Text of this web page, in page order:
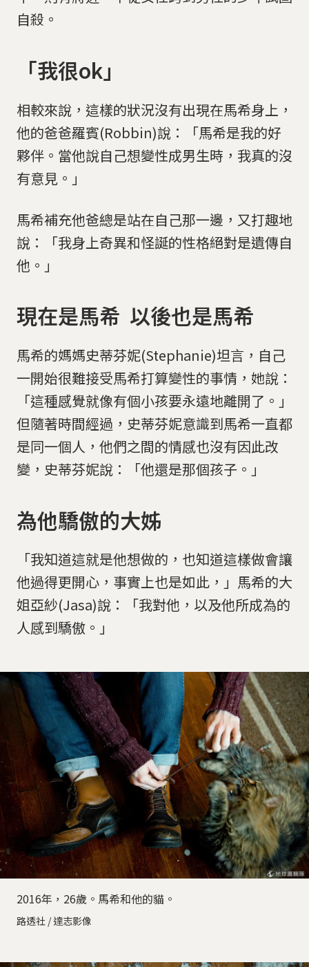
自殺。
「我很ok」
相較來說，這樣的狀況沒有出現在馬希身上，
他的爸爸羅賓(Robbin)說：「馬希是我的好
夥伴。當他說自己想變性成男生時，我真的沒
有意見。」
馬希補充他爸總是站在自己那一邊，又打趣地
說：「我身上奇異和怪誕的性格絕對是遺傳自
他。」
現在是馬希 以後也是馬希
馬希的媽媽史蒂芬妮(Stephanie)坦言，自己
一開始很難接受馬希打算變性的事情，她說：
「這種感覺就像有個小孩要永遠地離開了。」
但隨著時間經過，史蒂芬妮意識到馬希一直都
是同一個人，他們之間的情感也沒有因此改
變，史蒂芬妮說：「他還是那個孩子。」
為他驕傲的大姊
「我知道這就是他想做的，也知道這樣做會讓
他過得更開心，事實上也是如此，」馬希的大
姐亞紗(Jasa)說：「我對他，以及他所成為的
人感到驕傲。」
2016年，26歲。馬希和他的貓。
路透社 / 達志影像